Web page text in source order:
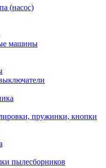
(насос)
машины
пружинки, кнопки
пылесборников